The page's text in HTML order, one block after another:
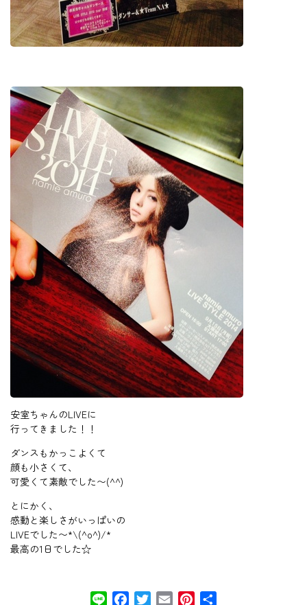
安室ちゃんのLIVEに
行ってきました！！
ダンスもかっこよくて
顔も小さくて、
可愛くて素敵でした〜(^^)
とにかく、
感動と楽しさがいっぱいの
LIVEでした〜*\(^o^)/*
最高の1日でした☆
Line FacebookTwitter
Email Pinterest